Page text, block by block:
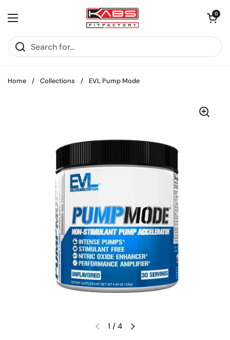
Open menu
Open cart
0
Home / Collections / EVL Pump Mode
1 / 4